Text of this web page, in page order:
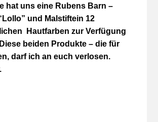
hat uns eine Rubens Barn –
und Malstiftein 12
Hautfarben zur Verfügung
beiden Produkte – die für
darf ich an euch verlosen.